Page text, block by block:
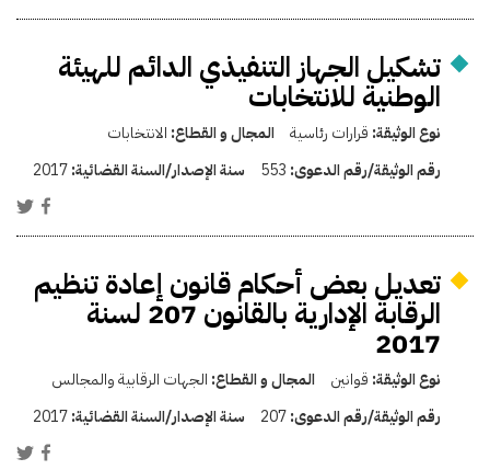
تشكيل الجهاز التنفيذي الدائم للهيئة
الوطنية للانتخابات
نوع الوثيقة: قرارات رئاسية المجال و القطاع: الانتخابات
رقم الوثيقة/رقم الدعوى: 553 سنة الإصدار/السنة القضائية:2017
تعديل بعض أحكام قانون إعادة تنظيم
الرقابة الإدارية بالقانون 207 لسنة
2017
نوع الوثيقة: قوانين المجال و القطاع: الجهات الرقابية والمجالس
رقم الوثيقة/رقم الدعوى:207 سنة الإصدار/السنة القضائية:2017